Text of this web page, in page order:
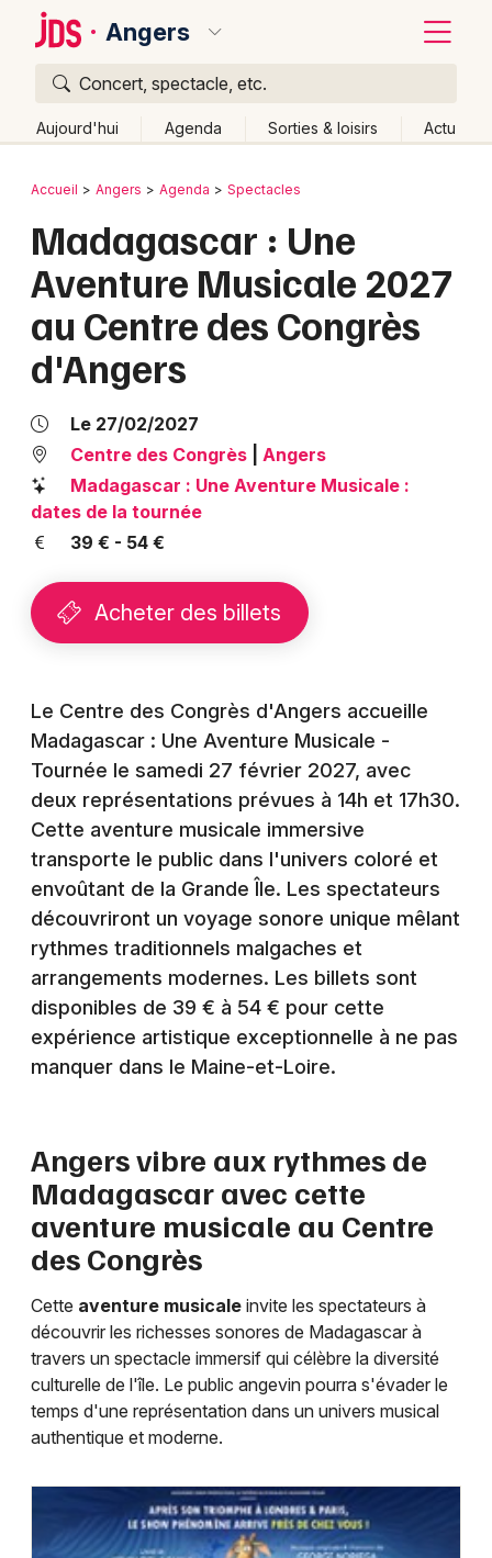
Angers
Concert, spectacle, etc.
Aujourd'hui Agenda Sorties & loisirs Actu
Publier un événement
Grands événements
Activité & Expérience
Manifestations
Foires & salons
Spectacles
Concerts
Sports
Sorties famille
Expos
Sorties & loisirs
Spectacles dans le Maine-et-Loire
Spectacles dans les Pays de la Loire
Actus à Angers
Magazine à Angers
49 - Maine-et-Loire
Choisir mes départements
Bordeaux
Colmar
Lille
Lyon
Marseille
Mulhouse
Montpellier
Nantes
Nice
Paris
Toutes les villes
Retour
Accueil Angers Agenda Spectacles
Madagascar : Une
Aventure Musicale 2027
au Centre des Congrès
d'Angers
Le 27/02/2027
Centre des Congrès
Angers
Madagascar : Une Aventure Musicale :
dates de la tournée
39 € - 54 €
Acheter des billets
Le Centre des Congrès d'Angers accueille
Madagascar : Une Aventure Musicale -
Tournée le samedi 27 février 2027, avec
deux représentations prévues à 14h et 17h30.
Cette aventure musicale immersive
transporte le public dans l'univers coloré et
envoûtant de la Grande Île. Les spectateurs
découvriront un voyage sonore unique mêlant
rythmes traditionnels malgaches et
arrangements modernes. Les billets sont
disponibles de 39 € à 54 € pour cette
expérience artistique exceptionnelle à ne pas
manquer dans le Maine-et-Loire.
Angers vibre aux rythmes de
Madagascar avec cette
aventure musicale au Centre
des Congrès
Cette aventure musicale invite les spectateurs à
découvrir les richesses sonores de Madagascar à
travers un spectacle immersif qui célèbre la diversité
culturelle de l'île. Le public angevin pourra s'évader le
temps d'une représentation dans un univers musical
authentique et moderne.
Quoi ?
Où ?
Pays de la Loire
Partout Près de moi Changer de lieu
Quand ?
Effacer les dates
Aujourd'hui
Demain Ce week-end Autre